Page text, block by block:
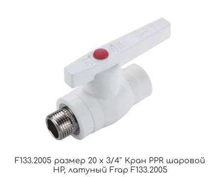
F133.2005 размер 20 x 3/4″ Кран PPR шаровой
НР, латуный Frap F133.2005